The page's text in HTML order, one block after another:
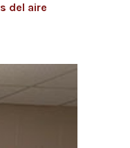
del aire